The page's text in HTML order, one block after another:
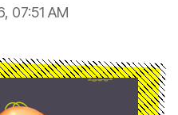
07:51 AM